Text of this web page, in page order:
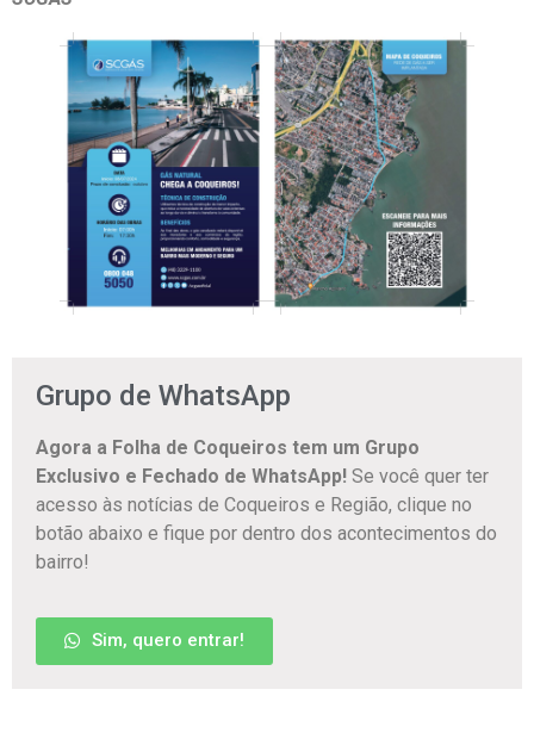
Grupo de WhatsApp
Agora a Folha de Coqueiros tem um Grupo
Exclusivo e Fechado de WhatsApp! Se você quer ter
acesso às notícias de Coqueiros e Região, clique no
botão abaixo e fique por dentro dos acontecimentos do
bairro!
Sim, quero entrar!